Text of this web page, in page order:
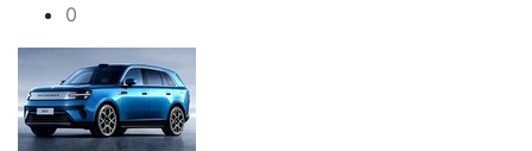
0